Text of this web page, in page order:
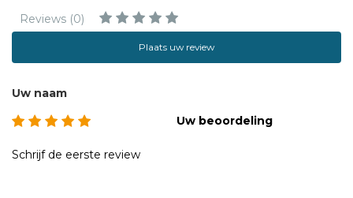
Reviews (0)
Plaats uw review
Uw naam
Uw beoordeling
Schrijf de eerste review